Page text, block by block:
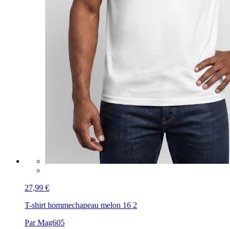
27,99 €
T-shirt hommechapeau melon 16 2
Par Mag605